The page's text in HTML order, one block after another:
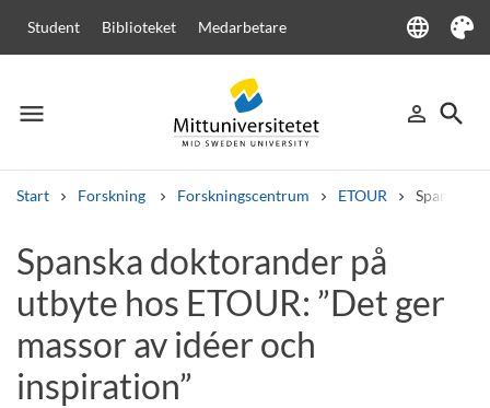
Student Biblioteket Medarbetare language
Language
Tema
menu
Meny person_outline
Logga in
search
Sök
Start Forskning Forskningscentrum ETOUR Spanska
Andra söktjänster
Kurser och program Kursplaner VälkomstbrevPersonal
Lediga jobb
Spanska doktorander på
utbyte hos ETOUR: ”Det ger
massor av idéer och
inspiration”